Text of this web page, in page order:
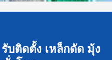
บติดตั้ง เหล็กดัด มุ้ง